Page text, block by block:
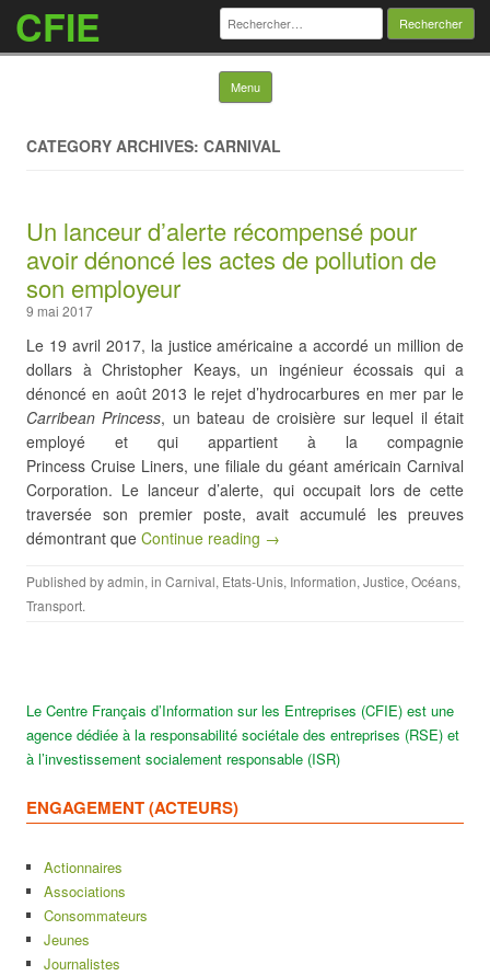
CFIE Rechercher :
Menu Skip to content
CATEGORY ARCHIVES: CARNIVAL
Un lanceur d’alerte récompensé pour
avoir dénoncé les actes de pollution de
son employeur
9 mai 2017
Le 19 avril 2017, la justice américaine a accordé un million de
dollars à Christopher Keays, un ingénieur écossais qui a
dénoncé en août 2013 le rejet d’hydrocarbures en mer par le
Carribean Princess, un bateau de croisière sur lequel il était
employé et qui appartient à la compagnie
Princess Cruise Liners, une filiale du géant américain Carnival
Corporation. Le lanceur d’alerte, qui occupait lors de cette
traversée son premier poste, avait accumulé les preuves
démontrant que Continue reading →
Published byadmin, in Carnival, Etats-Unis, Information, Justice, Océans,
Transport.
Le Centre Français d’Information sur les Entreprises (CFIE) est une
agence dédiée à la responsabilité sociétale des entreprises (RSE) et
à l’investissement socialement responsable (ISR)
ENGAGEMENT (ACTEURS)
Actionnaires
Associations
Consommateurs
Jeunes
Journalistes